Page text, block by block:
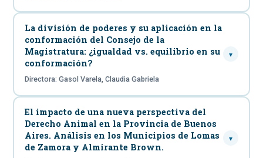
La división de poderes y su aplicación en la
conformación del Consejo de la
Magistratura: ¿igualdad vs. equilibrio en su
conformación?
Directora: Gasol Varela, Claudia Gabriela
▾
El impacto de una nueva perspectiva del
Derecho Animal en la Provincia de Buenos
Aires. Análisis en los Municipios de Lomas
de Zamora y Almirante Brown.
▾